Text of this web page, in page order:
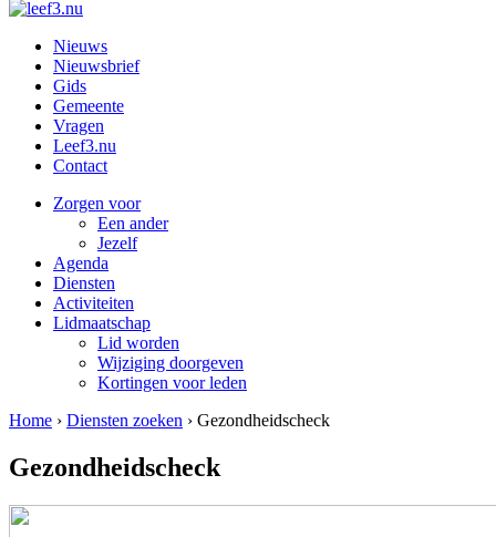
Nieuws
Nieuwsbrief
Gids
Gemeente
Vragen
Leef3.nu
Contact
Zorgen voor
Een ander
Jezelf
Agenda
Diensten
Activiteiten
Lidmaatschap
Lid worden
Wijziging doorgeven
Kortingen voor leden
Home › Diensten zoeken › Gezondheidscheck
Gezondheidscheck